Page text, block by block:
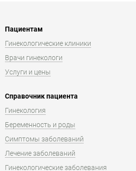
Пациентам
Гинекологические клиники
Врачи гинекологи
Услуги и цены
Справочник пациента
Гинекология
Беременность и роды
Симптомы заболеваний
Лечение заболеваний
Гинекологические заболевания